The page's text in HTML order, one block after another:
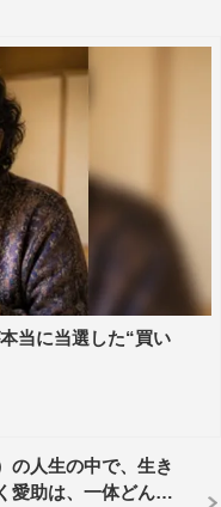
メント
だいている方々、揺
しゃる俳優の皆様と
たり踊ったり、当時
出していける撮影の
すが、真っすぐな瞳
緒できること、とても
在として、制作現場
ていきたいです。
当に当選した“買い
の人生の中で、生き
愛助は、一体どんな